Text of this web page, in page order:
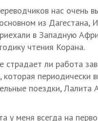
нас очень
из Дагестана,
в Западную
чтения Корана.
страдает ли работа
которая периодически
поездки, Лалита
у меня всегда на